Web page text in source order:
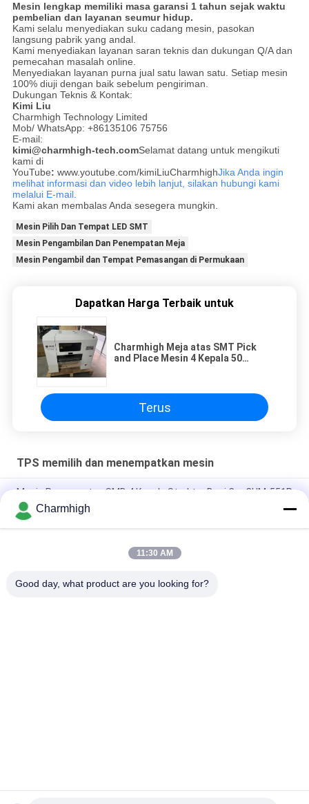
Mesin lengkap memiliki masa garansi 1 tahun sejak waktu
pembelian dan layanan seumur hidup.
Kami selalu menyediakan suku cadang mesin, pasokan
langsung pabrik yang andal.
Kami menyediakan layanan saran teknis dan dukungan Q/A dan
pemecahan masalah online.
Menyediakan layanan purna jual satu lawan satu. Setiap mesin
100% diuji dengan baik sebelum pengiriman.
Dukungan Teknis & Kontak:
Kimi Liu
Charmhigh Technology Limited
Mob/ WhatsApp: +86135106 75756
E-mail:
kimi@charmhigh-tech.comSelamat datang untuk mengikuti
kami di
YouTube: www.youtube.com/kimiLiuCharmhighJika Anda ingin
melihat informasi dan video lebih lanjut, silakan hubungi kami
melalui E-mail.
Kami akan membalas Anda sesegera mungkin.
Mesin Pilih Dan Tempat LED SMT
Mesin Pengambilan Dan Penempatan Meja
Mesin Pengambil dan Tempat Pemasangan di Permukaan
Dapatkan Harga Terbaik untuk
Charmhigh Meja atas SMT Pick
and Place Mesin 4 Kepala 50
Terus
TPS memilih dan menempatkan mesin
Mesin Penempatan SMD 4 Kepala Struktur Besi Cor CHM-551P
Desain sempit TC06 Modul presisi tinggi SMT Pick and Place
Machine 6 Kepala Dukungan 01005
Charmhigh TM08 PCBA Manufaktur Mesin Penempatan
Charmhigh
11:30 AM
Good day, what product are you looking for?